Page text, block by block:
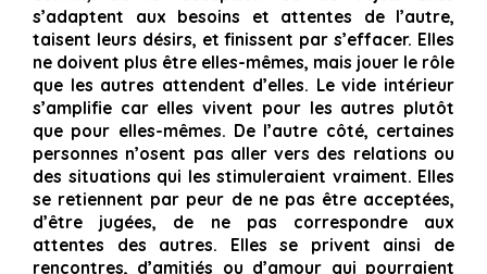
s’adaptent aux besoins et attentes de l’autre,
taisent leurs désirs, et finissent par s’effacer. Elles
ne doivent plus être elles-mêmes, mais jouer le rôle
que les autres attendent d’elles. Le vide intérieur
s’amplifie car elles vivent pour les autres plutôt
que pour elles-mêmes. De l’autre côté, certaines
personnes n’osent pas aller vers des relations ou
des situations qui les stimuleraient vraiment. Elles
se retiennent par peur de ne pas être acceptées,
d’être jugées, de ne pas correspondre aux
attentes des autres. Elles se privent ainsi de
rencontres, d’amitiés ou d’amour qui pourraient